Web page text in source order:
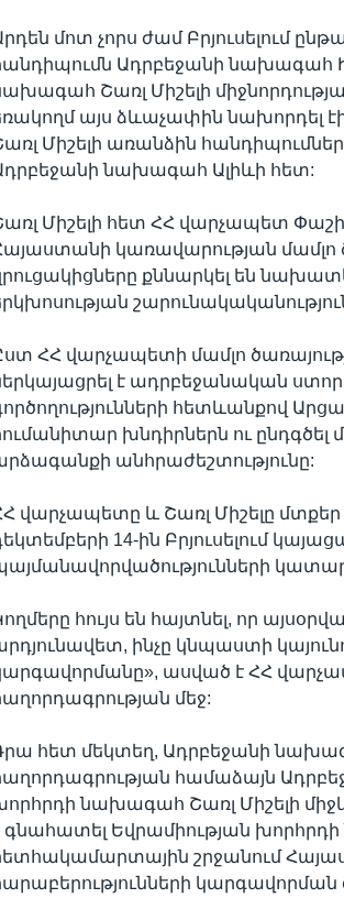
մոտ չորս ժամ Բրյուսելում
Ադրբեջանի նախագահ
Շառլ Միշելի
այս ձևաչափին
Միշելի առանձին
նախագահ Ալիևի հետ:
Միշելի հետ ՀՀ վարչապետ
կառավարության մամլո
քննարկել են
ՀՀ վարչապետի մամլո
է ադրբեջանական
հետևանքով
խնդիրներն ու
անհրաժեշտությունը:
վարչապետը և Շառլ Միշելը
14-ին Բրյուսելում
հույս են հայտնել, որ
ինչը կնպաստի
ասված է ՀՀ
մեջ:
հետ մեկտեղ, Ադրբեջանի
համաձայն
նախագահ Շառլ Միշելի
գնահատել Եվրամիության
շրջանում
կարգավորման